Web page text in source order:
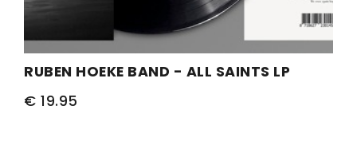
NIEUWS
RUBEN HOEKE BAND - ALL SAINTS LP
€ 19.95